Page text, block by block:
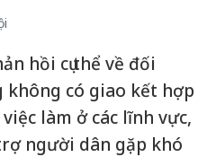
hồi cụ thể về đối
có giao kết hợp
làm ở các lĩnh vực,
người dân gặp khó